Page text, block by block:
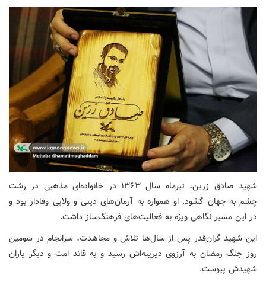
شهید صادق زرین، تیرماه سال ۱۳۶۳ در خانواده‌ای مذهبی در رشت
چشم به جهان گشود. او همواره به آرمان‌های دینی و ولایی وفادار بود و
در این مسیر نگاهی ویژه به فعالیت‌های فرهنگ‌ساز داشت.
این شهید گران‌قدر پس از سال‌ها تلاش و مجاهدت، سرانجام در سومین
روز جنگ رمضان به آرزوی دیرینه‌اش رسید و به قائد امت و دیگر یاران
شهیدش پیوست.